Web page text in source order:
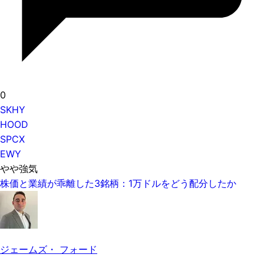
0
SKHY
HOOD
SPCX
EWY
やや強気
株価と業績が乖離した3銘柄：1万ドルをどう配分したか
ジェームズ・ フォード